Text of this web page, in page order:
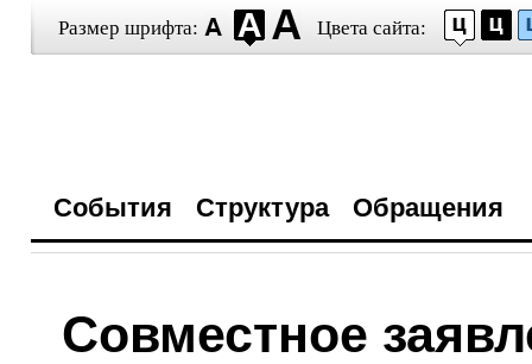
Размер шрифта: Цвета сайта:
События Структура Обращения
Совместное